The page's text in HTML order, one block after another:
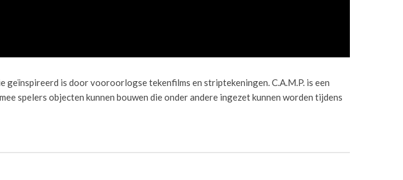
is door vooroorlogse tekenfilms en striptekeningen. C.A.M.P. is een
spelers objecten kunnen bouwen die onder andere ingezet kunnen worden tijdens